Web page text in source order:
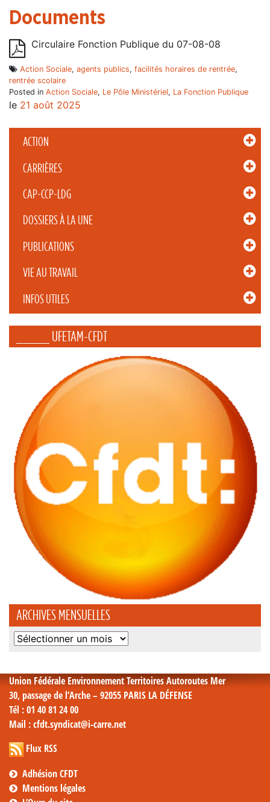
ACTION
CARRIÈRES
CAP-CCP-LDG
DOSSIERS À LA UNE
PUBLICATIONS
VIE AU TRAVAIL
INFOS UTILES
_____ UFETAM-CFDT
ARCHIVES MENSUELLES
Archives
Documents
Circulaire Fonction Publique du 07-08-08
Action Sociale, agents publics, facilités horaires de rentrée,
rentrée scolaire
Posted in Action Sociale, Le Pôle Ministériel, La Fonction Publique
le 21 août 2025
Union Fédérale Environnement Territoires Autoroutes Mer
30, passage de l’Arche – 92055 PARIS LA DÉFENSE
Tél : 01 40 81 24 00
Mail : cfdt.syndicat@i-carre.net
Flux RSS
Adhésion CFDT
Mentions légales